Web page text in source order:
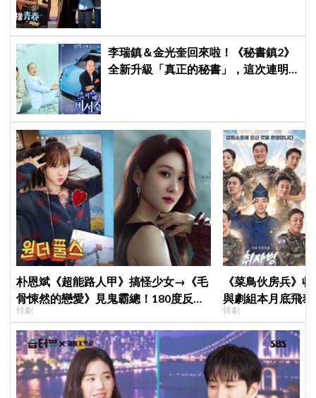
李瑞鎮＆金光奎回來啦！《秘書鎮2》
全新升級「真正的秘書」，這次連明
朴恩斌《超能路人甲》搞怪少女→《毛
骨悚然的戀愛》見鬼霸總！180度反差
演技獲讚「信看演員」
韓劇
《菜鳥伙房兵》
與劇組本月底飛
行，慶祝亮眼成績
韓劇